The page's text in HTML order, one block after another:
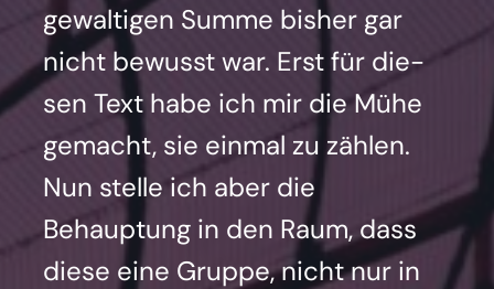
gewal­ti­gen Sum­me bis­her gar
nicht bewusst war. Erst für die­
sen Text habe ich mir die Mühe
gemacht, sie ein­mal zu zäh­len.
Nun stel­le ich aber die
Behaup­tung in den Raum, dass
die­se eine Grup­pe, nicht nur in